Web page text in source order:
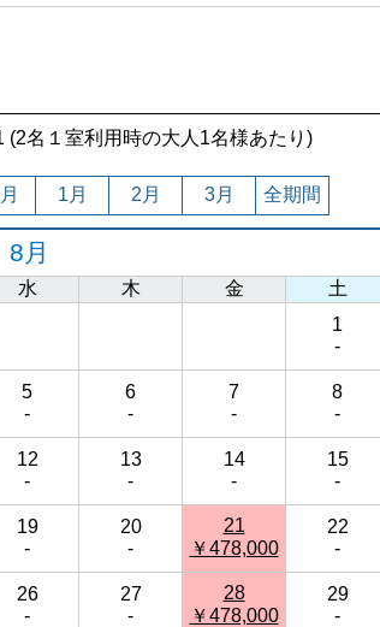
(2名１室利用時の大人1名様あたり)
1月 2月 3月 全期間
8月
水 木 金
土
1
-
5
-
6
-
7
-
8
-
12
-
13
-
14
-
15
-
19
-
20
-
21
￥478,000
22
-
26
-
27
-
28
￥478,000
29
-